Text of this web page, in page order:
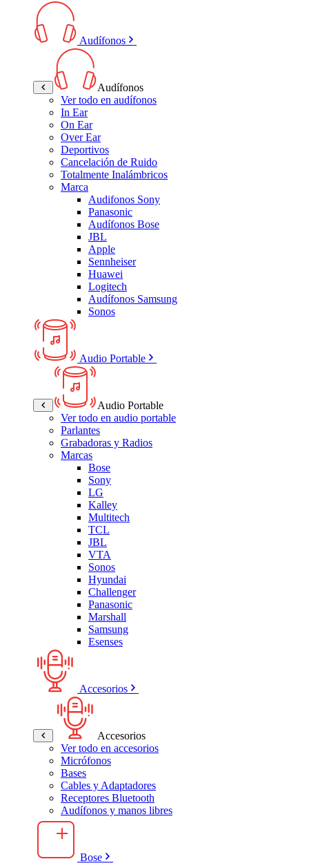
Audífonos
Audífonos
Ver todo en audífonos
In Ear
On Ear
Over Ear
Deportivos
Cancelación de Ruido
Totalmente Inalámbricos
Marca
Audifonos Sony
Panasonic
Audífonos Bose
JBL
Apple
Sennheiser
Huawei
Logitech
Audífonos Samsung
Sonos
Audio Portable
Audio Portable
Ver todo en audio portable
Parlantes
Grabadoras y Radios
Marcas
Bose
Sony
LG
Kalley
Multitech
TCL
JBL
VTA
Sonos
Hyundai
Challenger
Panasonic
Marshall
Samsung
Esenses
Accesorios
Accesorios
Ver todo en accesorios
Micrófonos
Bases
Cables y Adaptadores
Receptores Bluetooth
Audífonos y manos libres
Bose